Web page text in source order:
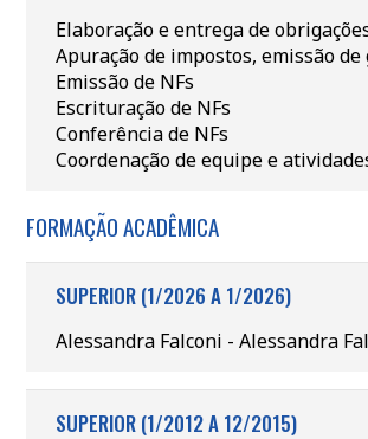
Elaboração e entrega de
Apuração de impostos, emissão de
Emissão de NFs
Escrituração de NFs
Conferência de NFs
Coordenação de equipe e
FORMAÇÃO ACADÊMICA
SUPERIOR (1/2026 A 1/2026)
Alessandra Falconi - Alessandra
SUPERIOR (1/2012 A 12/2015)